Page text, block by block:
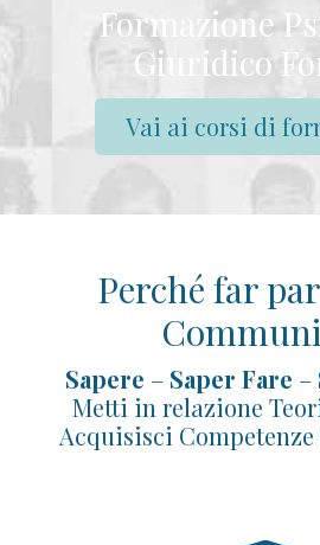
Formazione
Giuridico
Vai ai corsi di
Perché far
Sapere – Saper Fare –
Metti in relazione
Acquisisci